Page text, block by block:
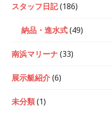
スタッフ日記(186)
納品・進水式(49)
南浜マリーナ(33)
展示艇紹介(6)
未分類(1)